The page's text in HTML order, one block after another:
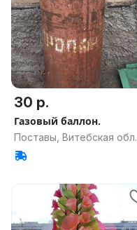
30 р.
Газовый баллон.
Поставы, Витебская обл.